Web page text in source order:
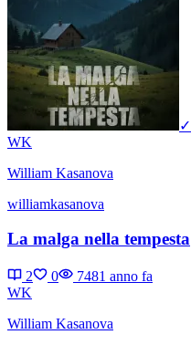
✓
WK
William Kasanova
williamkasanova
La malga nella tempesta
2 0 7481 anno fa
WK
William Kasanova